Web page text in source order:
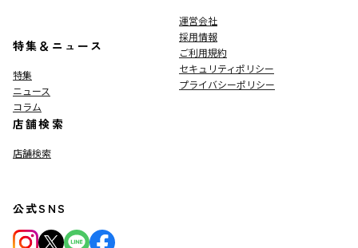
特集＆ニュース
特集
ニュース
コラム
店舗検索
店舗検索
運営会社
採用情報
ご利用規約
セキュリティポリシー
プライバシーポリシー
公式SNS